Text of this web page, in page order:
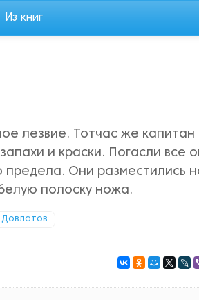
Из книг
лезвие. Тотчас же капитан
и краски. Погасли все
предела. Они разместились
полоску ножа.